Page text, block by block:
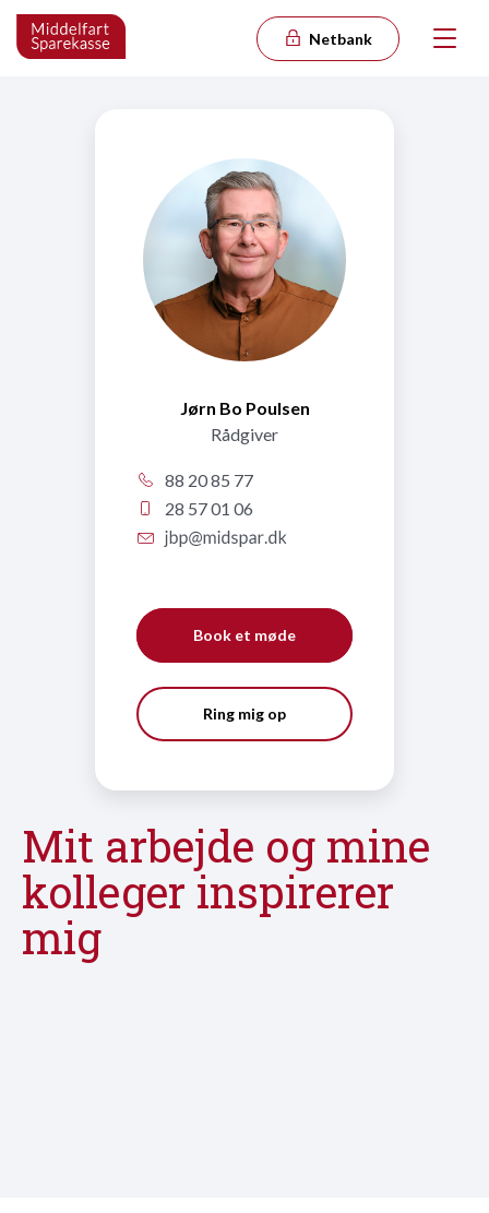
Netbank
Jørn Bo Poulsen
Rådgiver
88 20 85 77
28 57 01 06
Book et møde
Ring mig op
Mit arbejde og mine
kolleger inspirerer
mig